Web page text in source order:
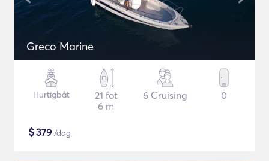
Greco Marine
Hurtigbåt
21 fot
6 m
6 Cruising 0
$379 /dag